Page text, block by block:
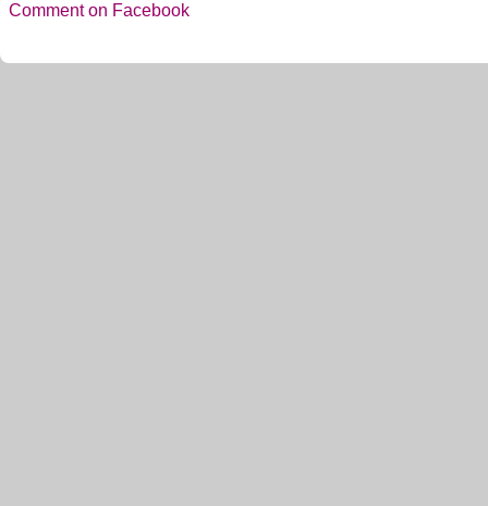
Comment on Facebook